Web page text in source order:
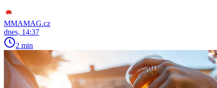
MMAMAG.cz
dnes, 14:37
2 min